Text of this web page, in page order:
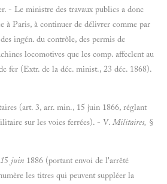
- Le ministre des travaux publics a donc
à Paris, à continuer de délivrer comme par
ingén. du contrôle, des permis de
locomotives que les comp. affeclent au
fer (Extr. de la déc. minist., 23 déc. 1868).
(art. 3, arr. min., 15 juin 1866, réglant
sur les voies ferrées). - V. Militaires, §
5 juin 1886 (portant envoi de l'arrêté
les titres qui peuvent suppléer la